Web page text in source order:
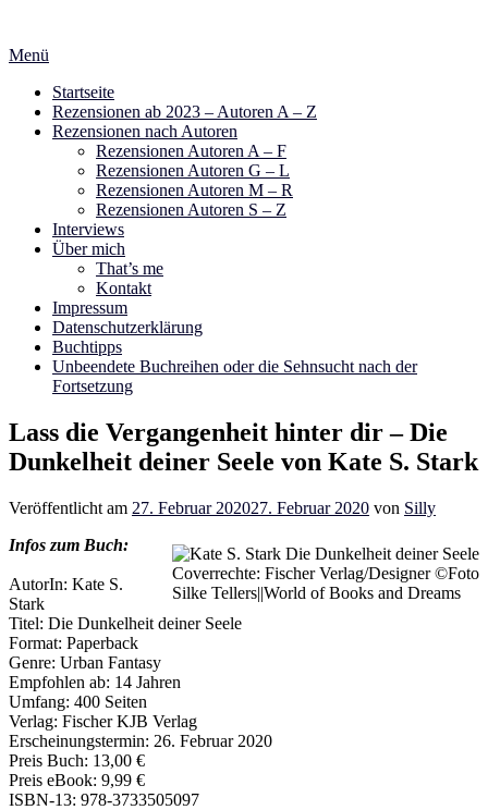
springen
Menü
Startseite
Rezensionen ab 2023 – Autoren A – Z
Rezensionen nach Autoren
Rezensionen Autoren A – F
Rezensionen Autoren G – L
Rezensionen Autoren M – R
Rezensionen Autoren S – Z
Interviews
Über mich
That’s me
Kontakt
Impressum
Datenschutzerklärung
Buchtipps
Unbeendete Buchreihen oder die Sehnsucht nach der
Fortsetzung
Lass die Vergangenheit hinter dir – Die
Dunkelheit deiner Seele von Kate S. Stark
Veröffentlicht am 27. Februar 202027. Februar 2020 von Silly
Coverrechte: Fischer Verlag/Designer ©Foto
Silke Tellers||World of Books and Dreams
Infos zum Buch:
AutorIn: Kate S.
Stark
Titel: Die Dunkelheit deiner Seele
Format: Paperback
Genre: Urban Fantasy
Empfohlen ab: 14 Jahren
Umfang: 400 Seiten
Verlag: Fischer KJB Verlag
Erscheinungstermin: 26. Februar 2020
Preis Buch: 13,00 €
Preis eBook: 9,99 €
ISBN-13: 978-3733505097